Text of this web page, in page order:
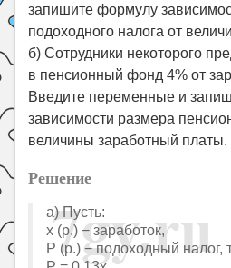
запишите формулу
подоходного налога от
б) Сотрудники некоторого
в пенсионный фонд 4% от
Введите переменные и
зависимости размера
величины заработный платы.
Решение
а) Пусть:
x (р.) − заработок,
P (р.) − подоходный налог,